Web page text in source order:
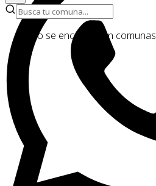
No se encontraron comunas